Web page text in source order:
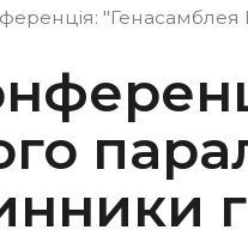
"Генасамблея